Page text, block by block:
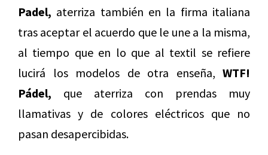
Padel, aterriza también en la firma italiana
tras aceptar el acuerdo que le une a la misma,
al tiempo que en lo que al textil se refiere
lucirá los modelos de otra enseña, WTF!
Pádel, que aterriza con prendas muy
llamativas y de colores eléctricos que no
pasan desapercibidas.